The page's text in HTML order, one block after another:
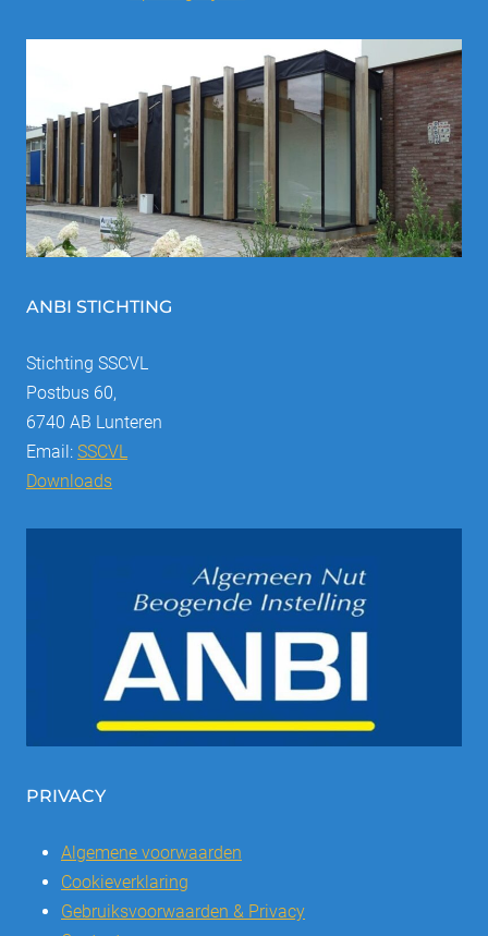
ANBI STICHTING
Stichting SSCVL
Postbus 60,
6740 AB Lunteren
Email: SSCVL
Downloads
PRIVACY
Algemene voorwaarden
Cookieverklaring
Gebruiksvoorwaarden & Privacy